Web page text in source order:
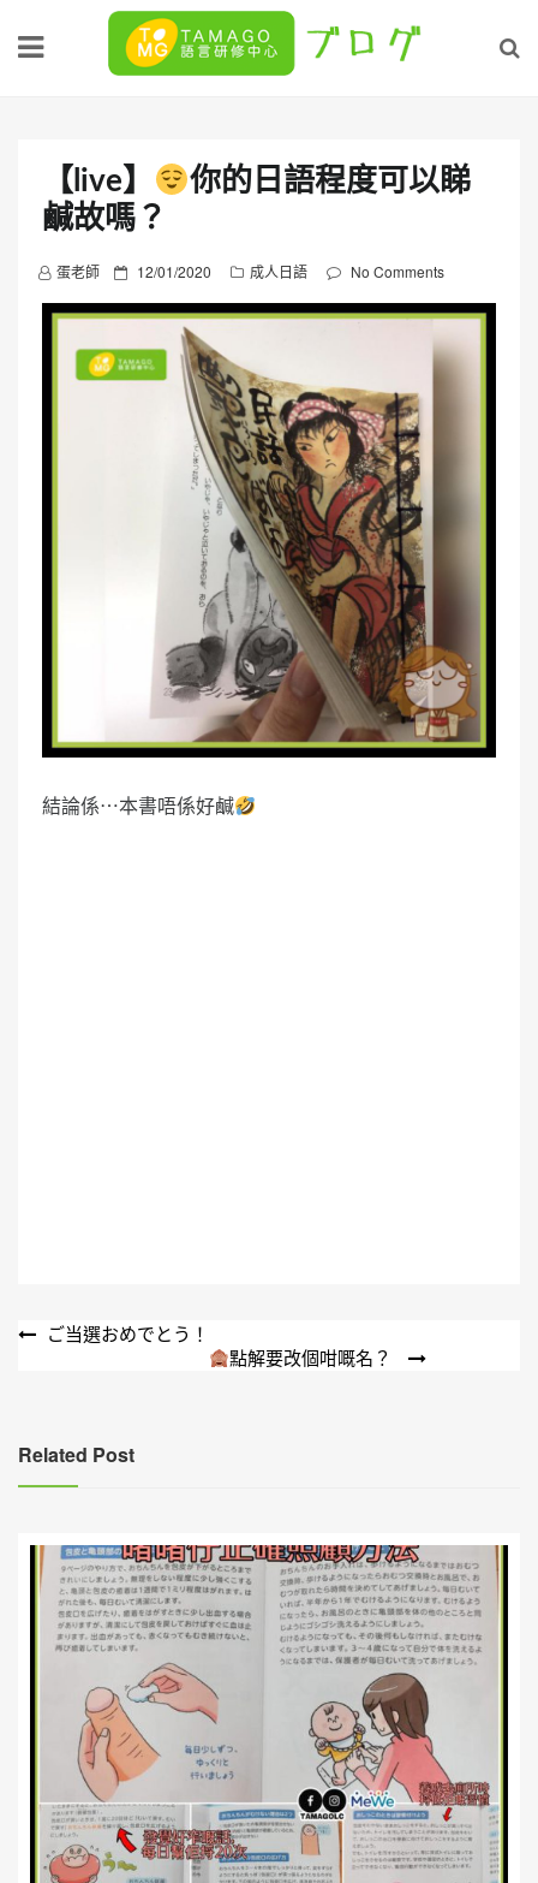
【live】
你的日語程度可以睇
鹹故嗎？
蛋老師
P
o
t
e
12/01/2020 成人日語 No Comments
結論係⋯本書唔係好鹹
文
覽
ご当選おめでとう！
點解要改個咁嘅名？
Related Post